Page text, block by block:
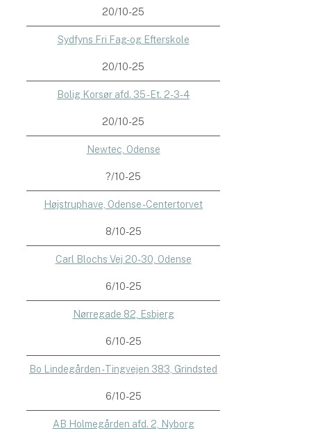
20/10-25
Sydfyns Fri Fag- og Efterskole
20/10-25
Bolig Korsør afd. 35 - Et. 2-3-4
20/10-25
Newtec, Odense
?/10-25
Højstruphave, Odense - Centertorvet
8/10-25
Carl Blochs Vej 20-30, Odense
6/10-25
Nørregade 82, Esbjerg
6/10-25
Bo Lindegården - Tingvejen 383, Grindsted
6/10-25
AB Holmegården afd. 2, Nyborg